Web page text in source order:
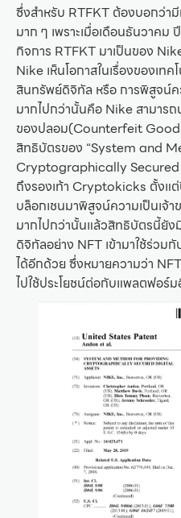
ซึ่งสำหรับ RTFKT ต้องบอกว่า
มาก ๆ เพราะเมื่อเดือนธันวาค
กิจการ RTFKT มาเป็นของ
Nike เห็นโอกาสในเรื่องของเท
สินทรัพย์ดิจิทัล หรือ การพิสูจน์ค
มากไปกว่านั้นคือ Nike สามารถ
ของปลอม(Counterfeit
สิทธิบัตรของ “System and
Cryptographically
ถึงรองเท้า Cryptokicks ตั้งแต่
บล็อกเชนมาพิสูจน์ความเป็นเจ้า
มากไปกว่านั้นแล้วสิทธิบัตรนี้ยั
ดิจิทัลอย่าง NFT เข้ามาใช้ร่วม
ได้อีกด้วย ซึ่งหมายความว่า
ไปใช้ประโยชน์ต่อกับแพลตฟอร์